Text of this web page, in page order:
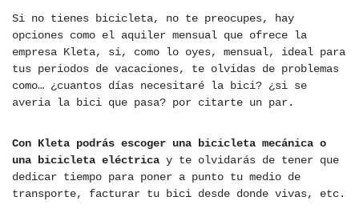
Si no tienes bicicleta, no te preocupes, hay
opciones como el aquiler mensual que ofrece la
empresa Kleta, si, como lo oyes, mensual, ideal para
tus periodos de vacaciones, te olvidas de problemas
como… ¿cuantos días necesitaré la bici? ¿si se
averia la bici que pasa? por citarte un par.
Con Kleta podrás escoger una bicicleta mecánica o
una bicicleta eléctrica y te olvidarás de tener que
dedicar tiempo para poner a punto tu medio de
transporte, facturar tu bici desde donde vivas, etc.